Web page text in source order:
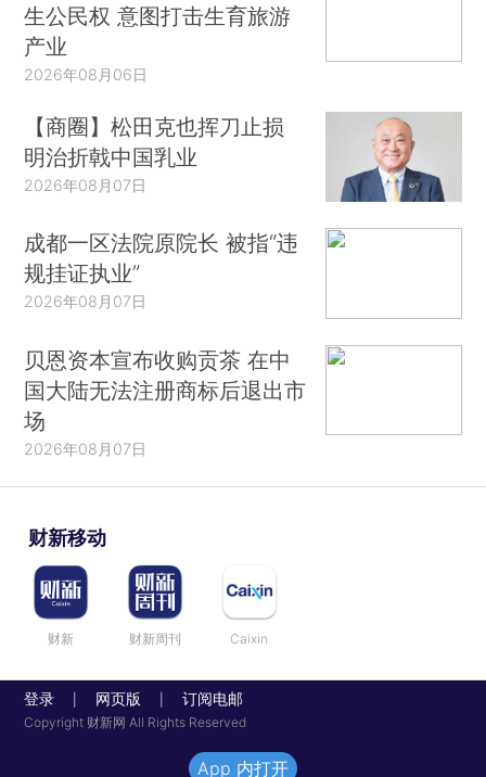
生公民权 意图打击生育旅游
产业
2026年08月06日
【商圈】松田克也挥刀止损
明治折戟中国乳业
2026年08月07日
成都一区法院原院长 被指“违
规挂证执业”
2026年08月07日
贝恩资本宣布收购贡茶 在中
国大陆无法注册商标后退出市
场
2026年08月07日
财新移动
财新 财新周刊 Caixin
登录 网页版 订阅电邮
Copyright 财新网 All Rights Reserved
App 内打开